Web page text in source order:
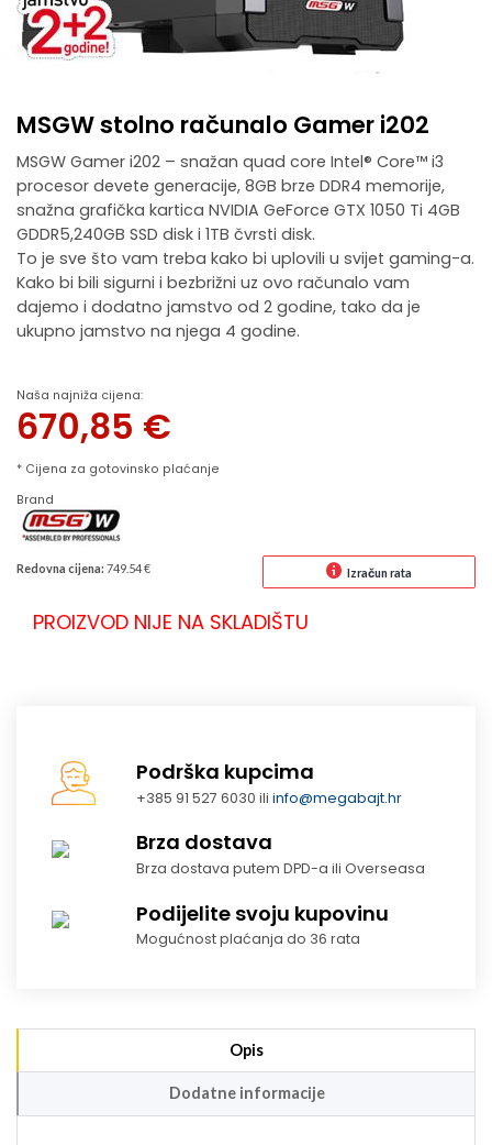
MSGW stolno računalo Gamer i202
MSGW Gamer i202 – snažan quad core Intel® Core™ i3
procesor devete generacije, 8GB brze DDR4 memorije,
snažna grafička kartica NVIDIA GeForce GTX 1050 Ti 4GB
GDDR5,240GB SSD disk i 1TB čvrsti disk.
To je sve što vam treba kako bi uplovili u svijet gaming-a.
Kako bi bili sigurni i bezbrižni uz ovo računalo vam
dajemo i dodatno jamstvo od 2 godine, tako da je
ukupno jamstvo na njega 4 godine.
Naša najniža cijena:
670,85 €
* Cijena za gotovinsko plaćanje
Brand
Redovna cijena: 749.54 € Izračun rata
PROIZVOD NIJE NA SKLADIŠTU
Podrška kupcima
+385 91 527 6030 iliinfo@megabajt.hr
Brza dostava
Brza dostava putem DPD-a ili Overseasa
Podijelite svoju kupovinu
Mogućnost plaćanja do 36 rata
Opis
Dodatne informacije